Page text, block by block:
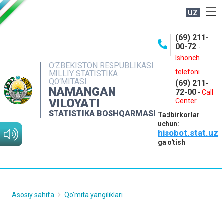
UZ
O‘ZBEKISTON RESPUBLIKASI
MILLIY STATISTIKA
QO‘MITASI
NAMANGAN
VILOYATI
STATISTIKA BOSHQARMASI
(69) 211-
00-72 -
Ishonch
telefoni
(69) 211-
72-00 - Call
Center
Tadbirkorlar
uchun:
hisobot.stat.uz
ga o'tish
NASHRLAR
INTERAKTIV XIZMATLAR
MATBUOT XIZMATI
MUROJAATLAR
Asosiy sahifa Qo'mita yangiliklari